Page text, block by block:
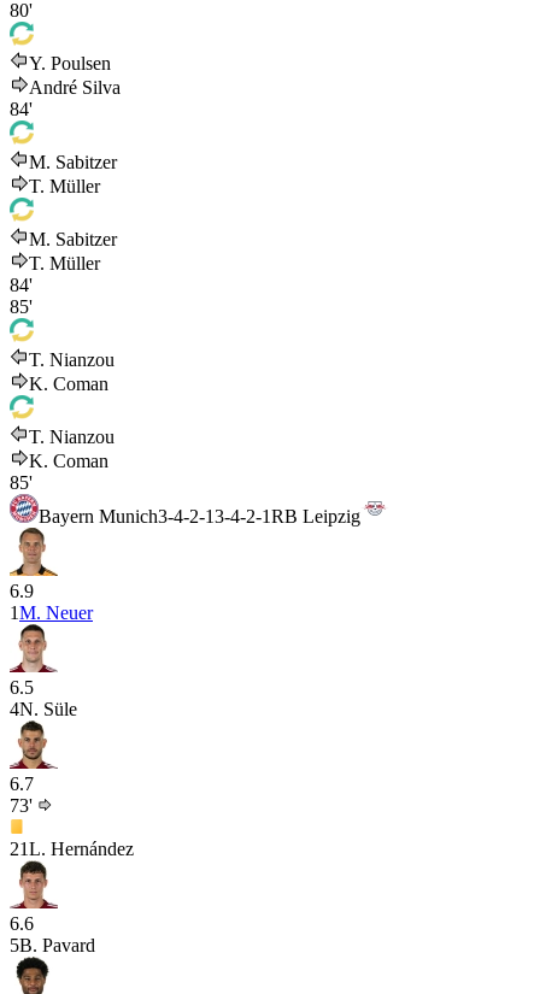
80'
Y. Poulsen
André Silva
84'
M. Sabitzer
T. Müller
M. Sabitzer
T. Müller
84'
85'
T. Nianzou
K. Coman
T. Nianzou
K. Coman
85'
Bayern Munich3-4-2-13-4-2-1RB Leipzig
6.9
1M. Neuer
6.5
4N. Süle
6.7
73'
21L. Hernández
6.6
5B. Pavard